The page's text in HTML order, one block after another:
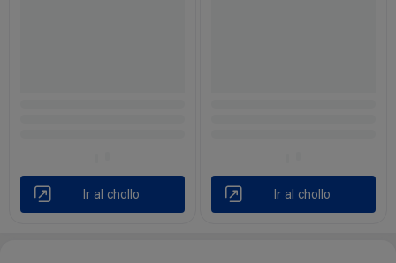
Ir al chollo Ir al chollo